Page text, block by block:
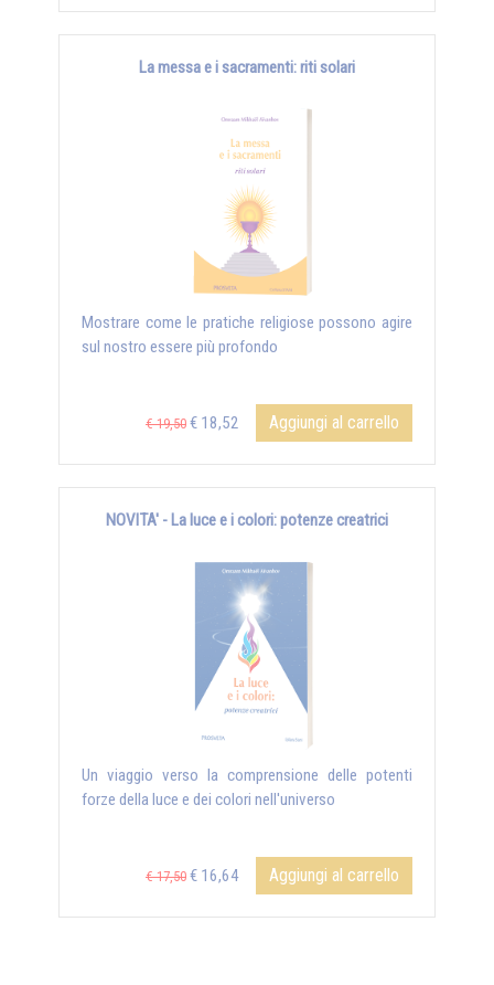
La messa e i sacramenti: riti solari
Mostrare come le pratiche religiose possono agire
sul nostro essere più profondo
€ 19,50 € 18,52 Aggiungi al carrello
NOVITA' - La luce e i colori: potenze creatrici
Un viaggio verso la comprensione delle potenti
forze della luce e dei colori nell'universo
€ 17,50 € 16,64 Aggiungi al carrello